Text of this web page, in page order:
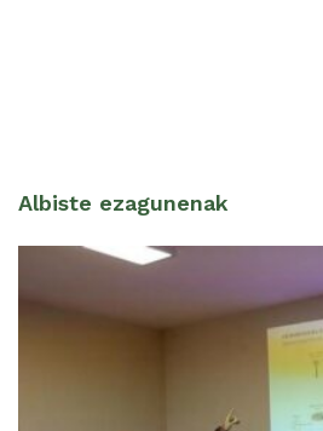
Albiste ezagunenak